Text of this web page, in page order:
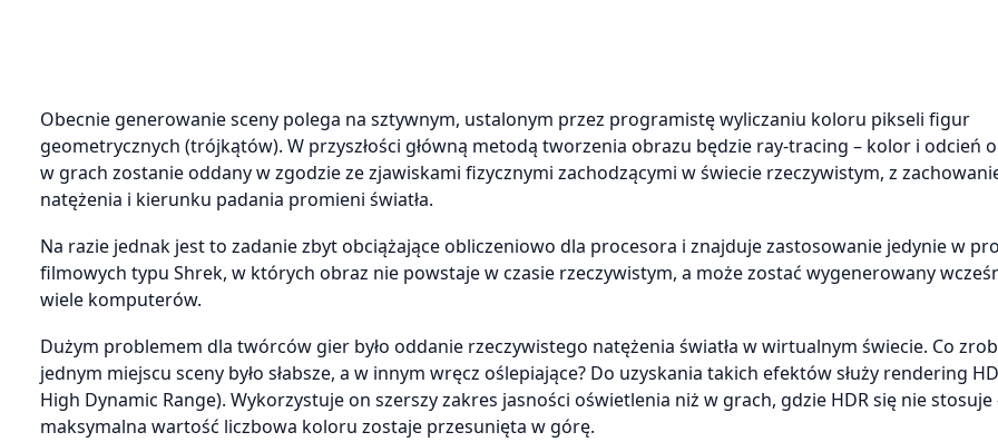
Obecnie generowanie sceny polega na sztywnym, ustalonym przez programistę wyliczaniu koloru pikseli figur
geometrycznych (trójkątów). W przyszłości główną metodą tworzenia obrazu będzie ray-tracing – kolor i odcień
w grach zostanie oddany w zgodzie ze zjawiskami fizycznymi zachodzącymi w świecie rzeczywistym, z
natężenia i kierunku padania promieni światła.
Na razie jednak jest to zadanie zbyt obciążające obliczeniowo dla procesora i znajduje zastosowanie jedynie w
filmowych typu Shrek, w których obraz nie powstaje w czasie rzeczywistym, a może zostać wygenerowany
wiele komputerów.
Dużym problemem dla twórców gier było oddanie rzeczywistego natężenia światła w wirtualnym świecie. Co
jednym miejscu sceny było słabsze, a w innym wręcz oślepiające? Do uzyskania takich efektów służy rendering
High Dynamic Range). Wykorzystuje on szerszy zakres jasności oświetlenia niż w grach, gdzie HDR się nie stosuje
maksymalna wartość liczbowa koloru zostaje przesunięta w górę.